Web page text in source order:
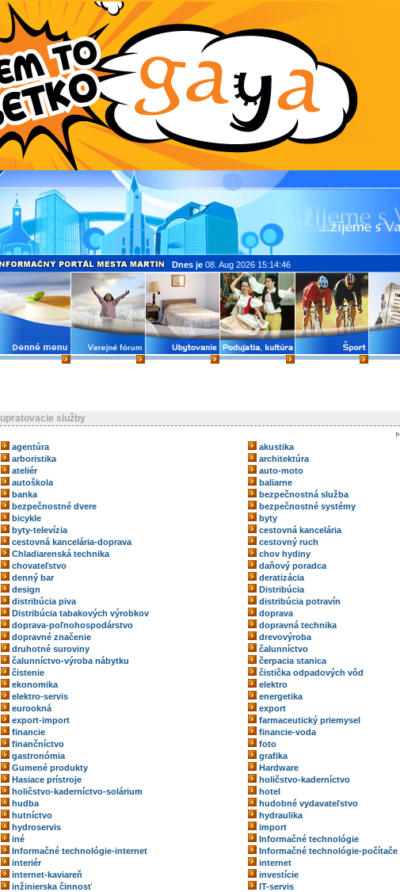
Dnes je 08. Aug 2026 15:14:46
upratovacie služby
agentúra
akustika
arboristika
architektúra
ateliér
auto-moto
autoškola
baliarne
banka
bezpečnostná služba
bezpečnostné dvere
bezpečnostné systémy
bicykle
byty
byty-televízia
cestovná kancelária
cestovná kancelária-doprava
cestovný ruch
Chladiarenská technika
chov hydiny
chovateľstvo
daňový poradca
denný bar
deratizácia
design
Distribúcia
distribúcia piva
distribúcia potravín
Distribúcia tabakových výrobkov
doprava
doprava-poľnohospodárstvo
dopravná technika
dopravné značenie
drevovýroba
druhotné suroviny
čalunníctvo
čalunníctvo-výroba nábytku
čerpacia stanica
čistenie
čistička odpadových vôd
ekonomika
elektro
elektro-servis
energetika
eurookná
export
export-import
farmaceutický priemysel
financie
financie-voda
finančníctvo
foto
gastronómia
grafika
Gumené produkty
Hardware
Hasiace prístroje
holičstvo-kaderníctvo
holičstvo-kaderníctvo-solárium
hotel
hudba
hudobné vydavateľstvo
hutníctvo
hydraulika
hydroservis
import
iné
Informačné technológie
Informačné technológie-internet
Informačné technológie-počítače
interiér
internet
internet-kaviareň
investície
inžinierska činnosť
IT-servis